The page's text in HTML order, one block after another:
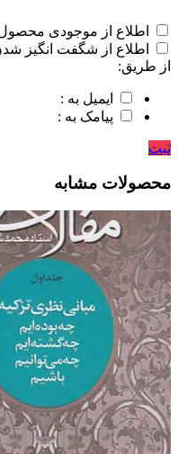
اطلاع از موجودی
اطلاع از شگفت انگیز
از طریق:
ایمیل به :
پیامک به :
ثبت
محصولات مشابه